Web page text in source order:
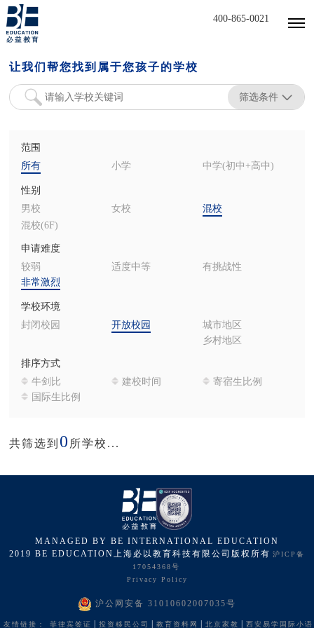
400-865-0021
让我们帮您找到属于您孩子的学校
筛选条件
范围
所有
小学 中学(初中+高中)
性别
男校
女校
混校
混校(6F)
申请难度
较弱
适度中等
有挑战性
非常激烈
学校环境
封闭校园
开放校园
城市地区
乡村地区
排序方式
牛剑比
建校时间
寄宿生比例
国际生比例
共筛选到 0 所学校...
MANAGED BY BE INTERNATIONAL EDUCATION
2019 BE EDUCATION上海必以教育科技有限公司版权所有 沪ICP备
17054368号
Privacy Policy
沪公网安备 31010602007035号
友情链接： 菲律宾签证 投资移民公司 教育资料网 北京家教 西安易学国际小语